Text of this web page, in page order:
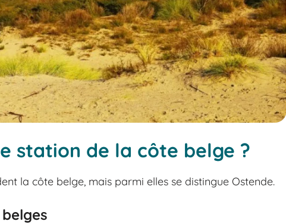
station de la côte belge ?
la côte belge, mais parmi elles se distingue Ostende.